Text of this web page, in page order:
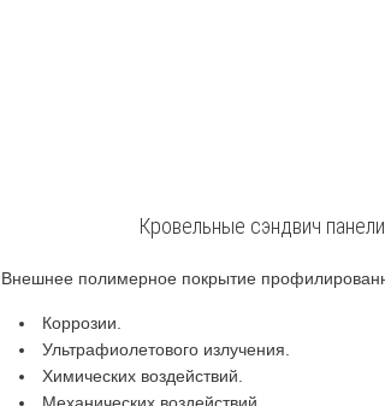
Кровельные сэндвич
Внешнее полимерное покрытие
Коррозии.
Ультрафиолетового излучения.
Химических воздействий.